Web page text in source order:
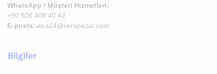
WhatsApp / Müşteri Hizmetleri:
+90 506 408 40 42
E-posta:vera24@verapazar.com
Bilgiler